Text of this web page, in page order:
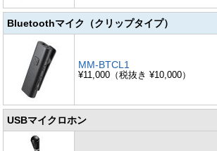
Bluetoothマイク（クリップタイプ）
MM-BTCL1
¥11,000（税抜き ¥10,000）
USBマイクロホン